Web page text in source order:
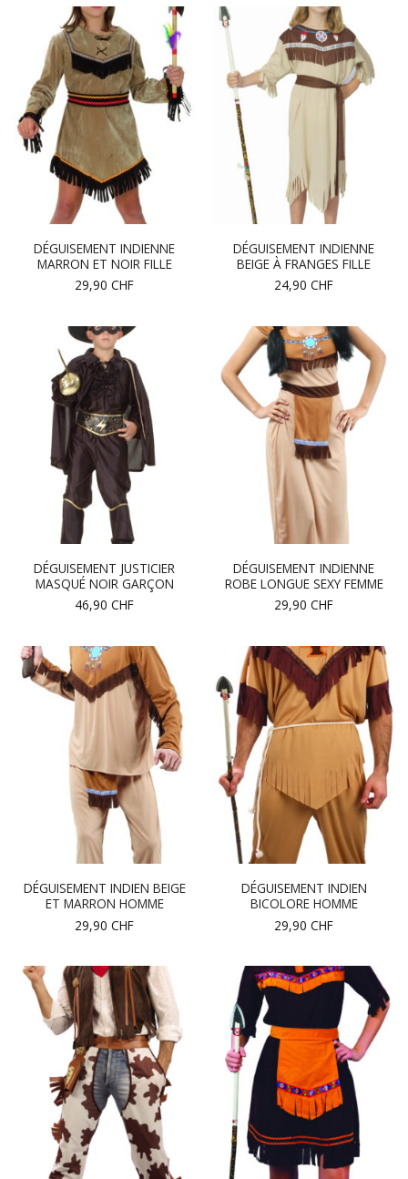
DÉGUISEMENT INDIENNE
MARRON ET NOIR FILLE
29,90 CHF
DÉGUISEMENT INDIENNE
BEIGE À FRANGES FILLE
24,90 CHF
DÉGUISEMENT JUSTICIER
MASQUÉ NOIR GARÇON
46,90 CHF
DÉGUISEMENT INDIENNE
ROBE LONGUE SEXY FEMME
29,90 CHF
DÉGUISEMENT INDIEN BEIGE
ET MARRON HOMME
29,90 CHF
DÉGUISEMENT INDIEN
BICOLORE HOMME
29,90 CHF